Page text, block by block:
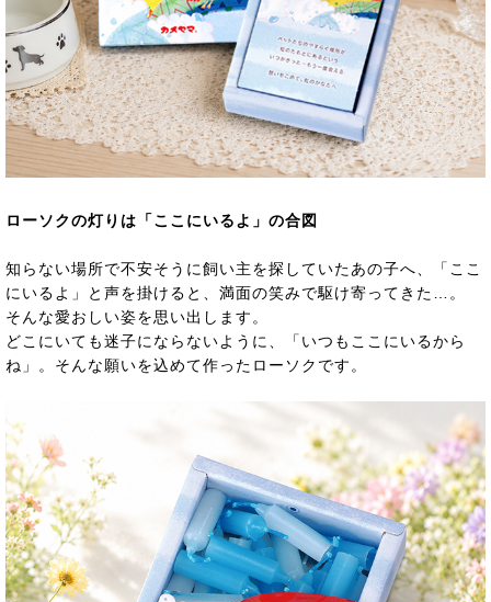
ローソクの灯りは「ここにいるよ」の合図
知らない場所で不安そうに飼い主を探していたあの子へ、「ここ
にいるよ」と声を掛けると、満面の笑みで駆け寄ってきた…。
そんな愛おしい姿を思い出します。
どこにいても迷子にならないように、「いつもここにいるから
ね」。そんな願いを込めて作ったローソクです。